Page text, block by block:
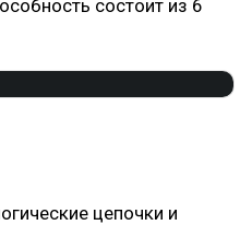
состоит из 6
цепочки и